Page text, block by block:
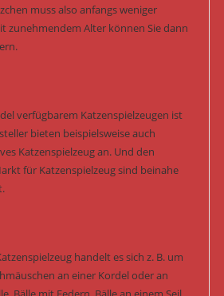
muss also anfangs weniger
zunehmendem Alter können Sie dann
verfügbarem Katzenspielzeugen ist
bieten beispielsweise auch
Katzenspielzeug an. Und den
für Katzenspielzeug sind beinahe
handelt es sich z. B. um
an einer Kordel oder an